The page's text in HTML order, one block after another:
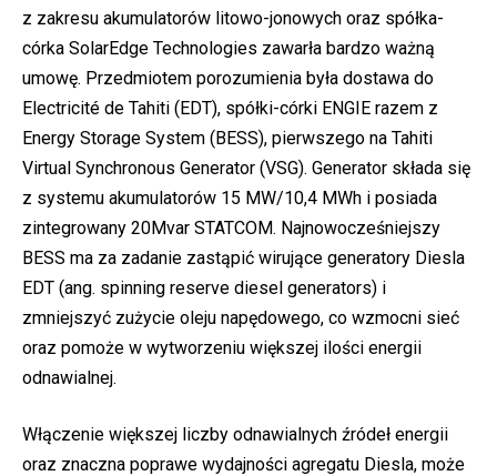
z zakresu akumulatorów litowo-jonowych oraz spółka-
córka SolarEdge Technologies zawarła bardzo ważną
umowę. Przedmiotem porozumienia była dostawa do
Electricité de Tahiti (EDT), spółki-córki ENGIE razem z
Energy Storage System (BESS), pierwszego na Tahiti
Virtual Synchronous Generator (VSG). Generator składa się
z systemu akumulatorów 15 MW/10,4 MWh i posiada
zintegrowany 20Mvar STATCOM. Najnowocześniejszy
BESS ma za zadanie zastąpić wirujące generatory Diesla
EDT (ang. spinning reserve diesel generators) i
zmniejszyć zużycie oleju napędowego, co wzmocni sieć
oraz pomoże w wytworzeniu większej ilości energii
odnawialnej.
Włączenie większej liczby odnawialnych źródeł energii
oraz znaczna poprawe wydajności agregatu Diesla, może